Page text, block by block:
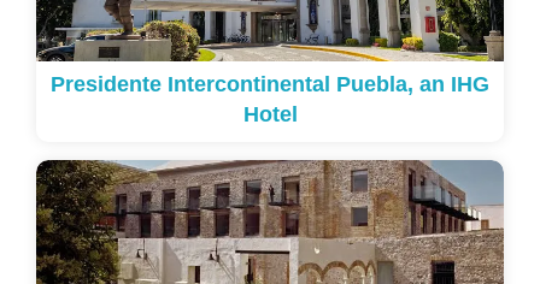
Presidente Intercontinental Puebla, an IHG
Hotel